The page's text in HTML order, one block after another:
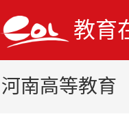
教育
河南高等教育